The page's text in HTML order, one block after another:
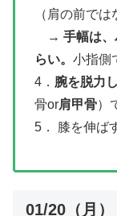
（肩の前で
→ 手幅は、
らい。 小指側
4． 腕を脱力
骨or肩甲骨）
5． 膝を伸ば
01/20（月